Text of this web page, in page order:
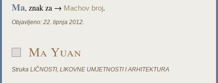
Ma, znak za → Machov broj.
Objavljeno: 22. lipnja 2012.
Ma Yuan
Struka LIČNOSTI,LIKOVNE UMJETNOSTI I ARHITEKTURA